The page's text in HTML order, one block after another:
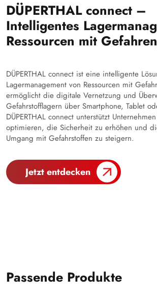
DÜPERTHAL connect –
Intelligentes
Ressourcen mit
DÜPERTHAL connect ist eine intelligente
Lagermanagement von Ressourcen mit
ermöglicht die digitale Vernetzung und
Gefahrstofflagern über Smartphone, Tablet
DÜPERTHAL connect unterstützt
optimieren, die Sicherheit zu erhöhen und
Umgang mit Gefahrstoffen zu steigern.
Jetzt entdecken
Passende Produkte